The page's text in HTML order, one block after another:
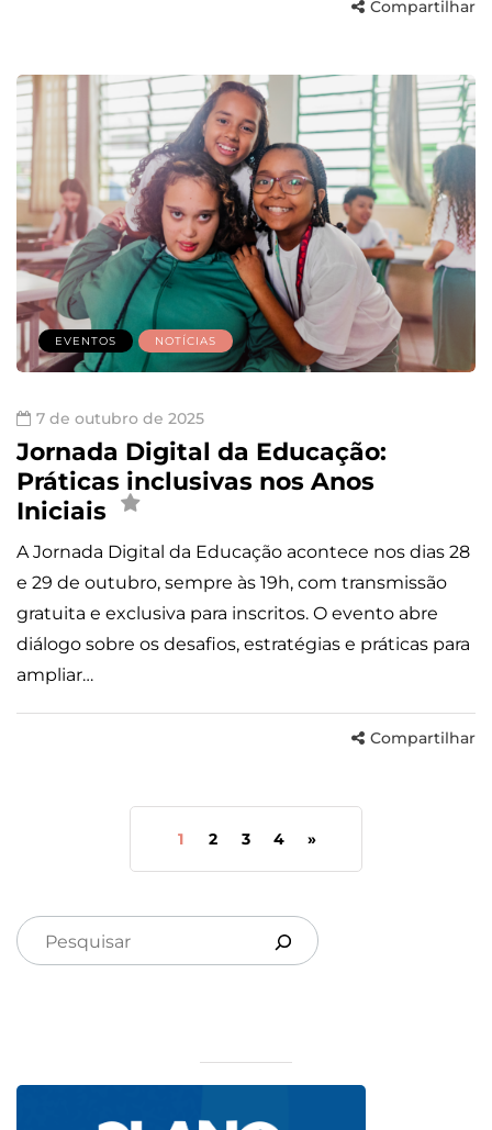
Compartilhar
EVENTOS NOTÍCIAS
7 de outubro de 2025
Jornada Digital da Educação:
Práticas inclusivas nos Anos
Iniciais
A Jornada Digital da Educação acontece nos dias 28
e 29 de outubro, sempre às 19h, com transmissão
gratuita e exclusiva para inscritos. O evento abre
diálogo sobre os desafios, estratégias e práticas para
ampliar…
Compartilhar
1 2 3 4 »